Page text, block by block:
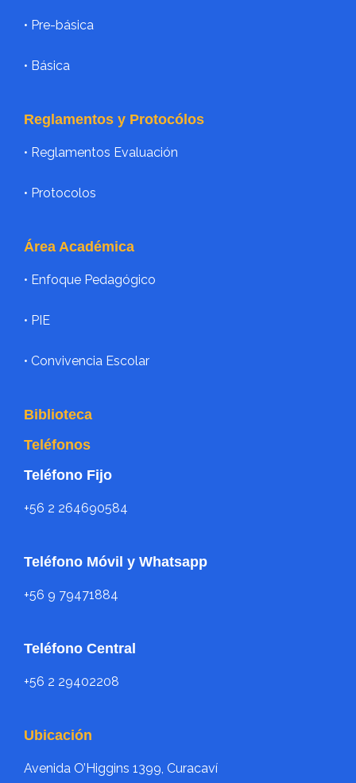
• Pre-básica
• Básica
Reglamentos y Protocólos
• Reglamentos Evaluación
• Protocolos
Área Académica
• Enfoque Pedagógico
• PIE
• Convivencia Escolar
Biblioteca
Teléfonos
Teléfono Fijo
+56 2 264690584
Teléfono Móvil y Whatsapp
+56 9 79471884
Teléfono Central
+56 2 29402208
Ubicación
Avenida O’Higgins 1399, Curacaví